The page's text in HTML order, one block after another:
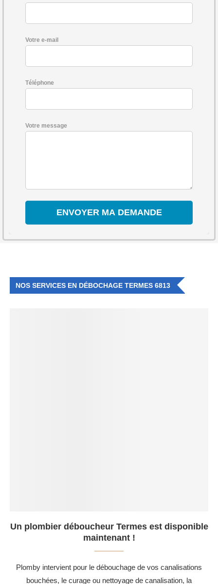
Votre e-mail
Téléphone
Votre message
NOS SERVICES EN DÉBOCHAGE TERMES 6813
Un plombier déboucheur Termes est disponible
maintenant !
Plomby intervient pour le débouchage de vos canalisations
bouchées, le curage ou nettoyage de canalisation, la